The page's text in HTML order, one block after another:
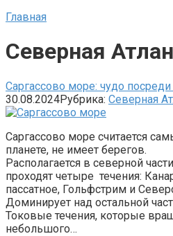
Главная
Северная
Саргассово море: чудо посреди
30.08.2024Рубрика: Северная
Саргассово море считается
планете, не имеет берегов.
Располагается в северной
проходят четыре течения:
пассатное, Гольфстрим и
Доминирует над остальной
Токовые течения, которые
небольшого…